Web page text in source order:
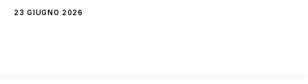
23 GIUGNO 2026